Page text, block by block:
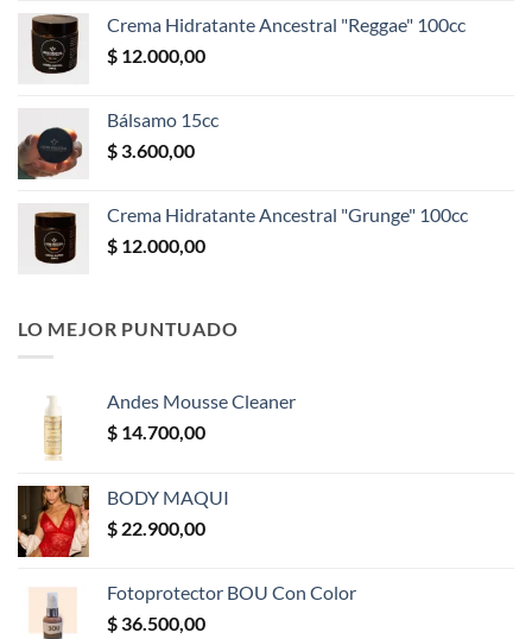
Crema Hidratante Ancestral "Reggae" 100cc
$ 12.000,00
Bálsamo 15cc
$ 3.600,00
Crema Hidratante Ancestral "Grunge" 100cc
$ 12.000,00
LO MEJOR PUNTUADO
Andes Mousse Cleaner
$ 14.700,00
BODY MAQUI
$ 22.900,00
Fotoprotector BOU Con Color
$ 36.500,00